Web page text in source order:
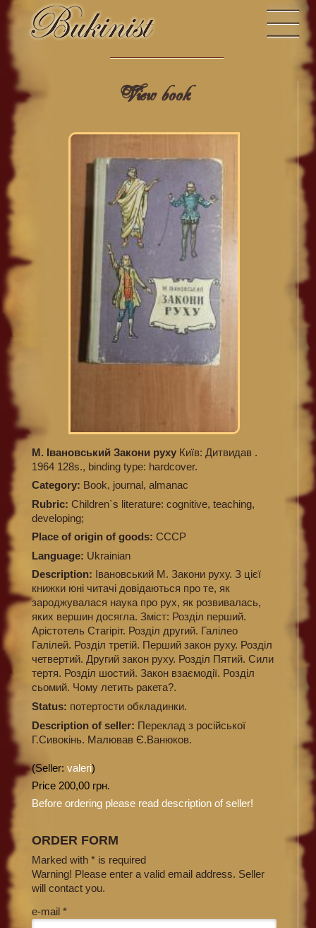
View book
М. Івановський Закони руху Київ: Дитвидав .
1964 128s., binding type: hardcover.
Category: Book, journal, almanac
Rubric: Children`s literature: cognitive, teaching,
developing;
Place of origin of goods: СССР
Language: Ukrainian
Description: Івановський М. Закони руху. З цієї
книжки юні читачі довідаються про те, як
зароджувалася наука про рух, як розвивалась,
яких вершин досягла. Зміст: Розділ перший.
Арістотель Стагіріт. Розділ другий. Галілео
Галілей. Розділ третій. Перший закон руху. Розділ
четвертий. Другий закон руху. Розділ Пятий. Сили
тертя. Розділ шостий. Закон взаємодії. Розділ
сьомий. Чому летить ракета?.
Status: потертости обкладинки.
Description of seller: Переклад з російської
Г.Сивокінь. Малював Є.Ванюков.
(Seller: valeri)
Price 200,00 грн.
Before ordering please read description of seller!
ORDER FORM
Marked with * is required
Warning! Please enter a valid email address. Seller
will contact you.
e-mail *